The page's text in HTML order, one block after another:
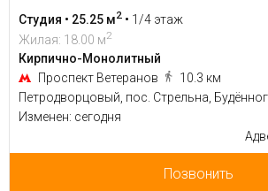
Студия • 25.25 м2 • 1/4 этаж
Жилая: 18.00 м2
Кирпично-Монолитный
Проспект Ветеранов
10.3 км
Петродворцовый, пос. Стрельна,
Изменен: сегодня
Позвонить